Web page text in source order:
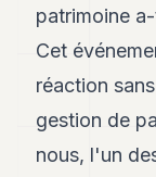
Andy
12
11
Andy
patrimoine
Cet
réaction
gestion de
nous, l'un